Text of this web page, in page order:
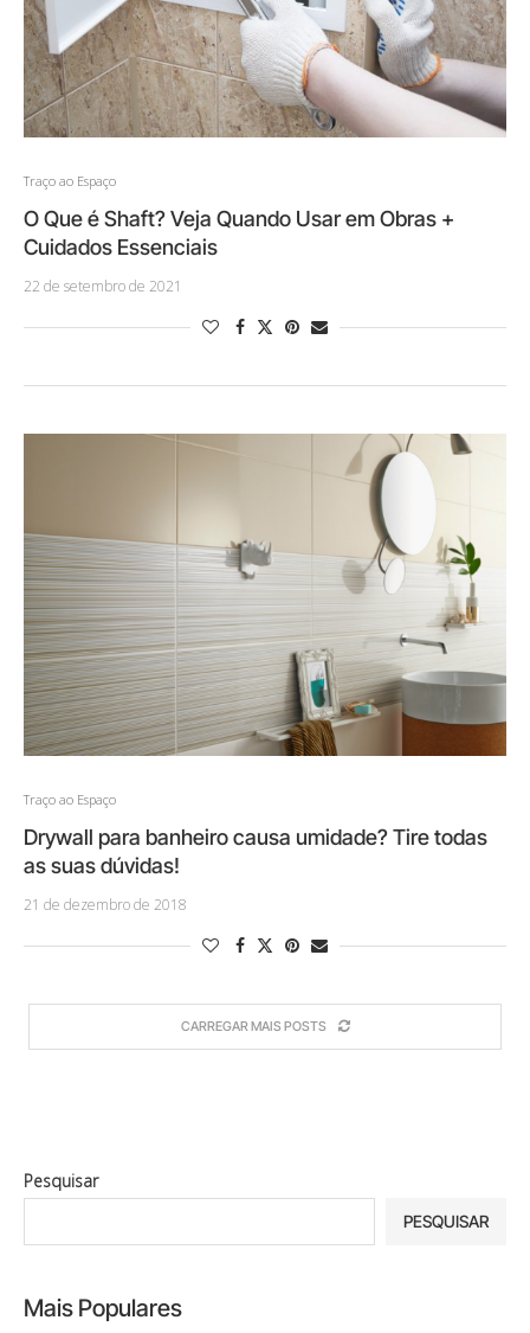
Traço ao Espaço
O Que é Shaft? Veja Quando Usar em Obras +
Cuidados Essenciais
22 de setembro de 2021
Traço ao Espaço
Drywall para banheiro causa umidade? Tire todas
as suas dúvidas!
21 de dezembro de 2018
CARREGAR MAIS POSTS
Pesquisar
PESQUISAR
Mais Populares